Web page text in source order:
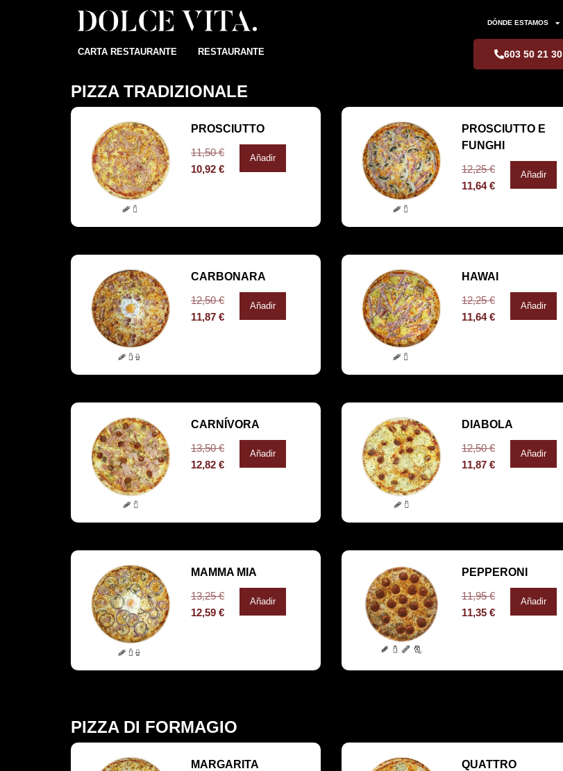
CARTA RESTAURANTE RESTAURANTE
DÓNDE ESTAMOS
603 50 21 30
PIZZA TRADIZIONALE
PROSCIUTTO
11,50€
10,92 €
Añadir
PROSCIUTTO E
FUNGHI
12,25€
11,64€
Añadir
CARBONARA
12,50€
11,87 €
Añadir
HAWAI
12,25€
11,64€
Añadir
CARNÍVORA
13,50€
12,82 €
Añadir
DIABOLA
12,50€
11,87 €
Añadir
MAMMA MIA
13,25€
12,59 €
Añadir
PEPPERONI
11,95€
11,35 €
Añadir
PIZZA DI FORMAGIO
MARGARITA
QUATTRO